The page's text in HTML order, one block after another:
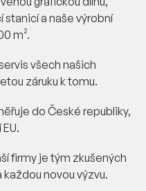
stanicí a naše výrobní
m².
všech našich
záruku k tomu.
do České republiky,
firmy je tým zkušených
novou výzvu.